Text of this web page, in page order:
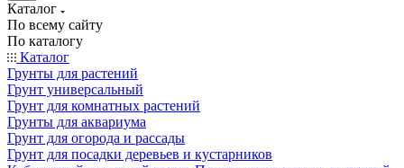
Каталог
По всему сайту
По каталогу
Каталог
Грунты для растений
Грунт универсальный
Грунт для комнатных растений
Грунты для аквариума
Грунт для огорода и рассады
Грунт для посадки деревьев и кустарников